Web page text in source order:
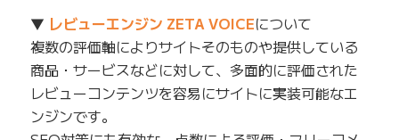
▼ レビューエンジン ZETA VOICEについて
複数の評価軸によりサイトそのものや提供している
商品・サービスなどに対して、多面的に評価された
レビューコンテンツを容易にサイトに実装可能なエ
ンジンです。